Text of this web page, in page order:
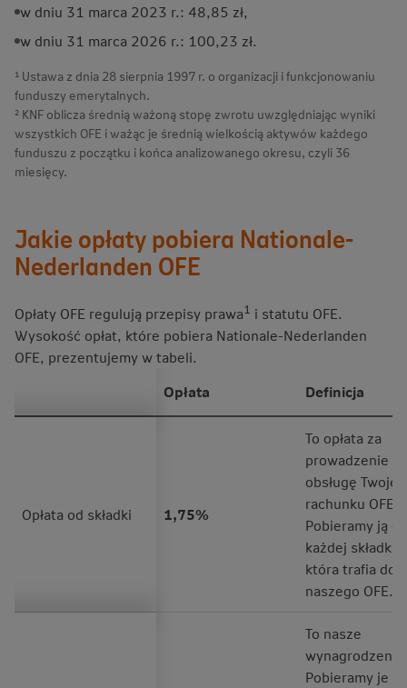
w dniu 31 marca 2023 r.: 48,85 zł,
w dniu 31 marca 2026 r.: 100,23 zł.
¹ Ustawa z dnia 28 sierpnia 1997 r. o organizacji i funkcjonowaniu
funduszy emerytalnych.
² KNF oblicza średnią ważoną stopę zwrotu uwzględniając wyniki
wszystkich OFE i ważąc je średnią wielkością aktywów każdego
funduszu z początku i końca analizowanego okresu, czyli 36
miesięcy.
Jakie opłaty pobiera Nationale-
Nederlanden OFE
Opłaty OFE regulują przepisy prawa1 i statutu OFE.
Wysokość opłat, które pobiera Nationale-Nederlanden
OFE, prezentujemy w tabeli.
Opłata
Definicja
Opłata od składki 1,75%
To opłata za
prowadzenie i
obsługę
rachunku OFE.
Pobieramy ją od
każdej składki,
która trafia do
naszego OFE.
To nasze
Pobieramy je